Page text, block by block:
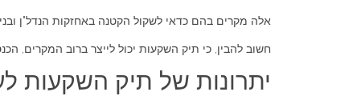
אלה מקרים בהם כדאי לשקול הקטנה באחזקות הנדל"ן
חשוב להבין, כי תיק השקעות יכול לייצר ברוב המקרים,
יתרונות של תיק השקעות